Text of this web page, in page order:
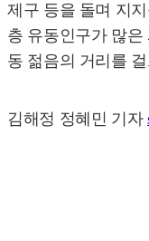
제구 등을 돌며 지
층 유동인구가 많
동 젊음의 거리를
김해정 정혜민 기자